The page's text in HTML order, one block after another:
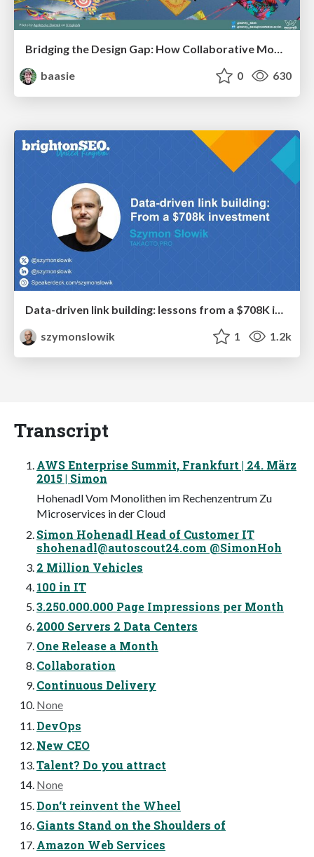
Bridging the Design Gap: How Collaborative Modelling removes blockers to flow between stakeholders and teams @FastFlow conf
baasie
0 630
Data-driven link building: lessons from a $708K investment (BrightonSEO talk)
szymonslowik
1 1.2k
Transcript
AWS Enterprise Summit, Frankfurt | 24. März
2015 | Simon
Hohenadl Vom Monolithen im Rechenzentrum Zu
Microservices in der Cloud
Simon Hohenadl Head of Customer IT
shohenadl@autoscout24.com @SimonHoh
2 Million Vehicles
100 in IT
3.250.000.000 Page Impressions per Month
2000 Servers 2 Data Centers
One Release a Month
Collaboration
Continuous Delivery
None
DevOps
New CEO
Talent? Do you attract
None
Don‘t reinvent the Wheel
Giants Stand on the Shoulders of
Amazon Web Services